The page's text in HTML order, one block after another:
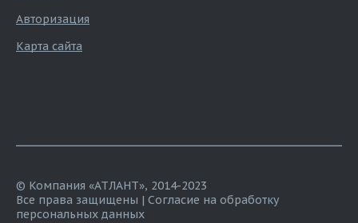
Авторизация
Карта сайта
© Компания «АТЛАНТ», 2014-2023
Все права защищены | Согласие на обработку
персональных данных